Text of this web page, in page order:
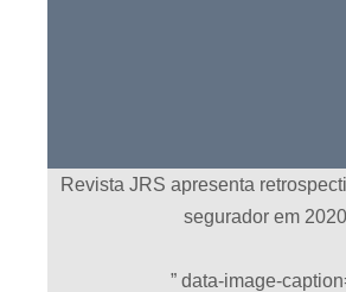
Revista JRS apresenta
segurador em 2020
” data-image-